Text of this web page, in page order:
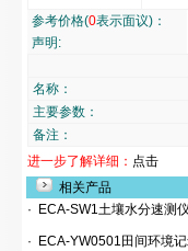
参考价格(0表示面议)：
声明:
名称：
主要参数：
备注：
进一步了解详细： 点击
相关产品
· ECA-SW1土壤水分速测
· ECA-YW0501田间环境